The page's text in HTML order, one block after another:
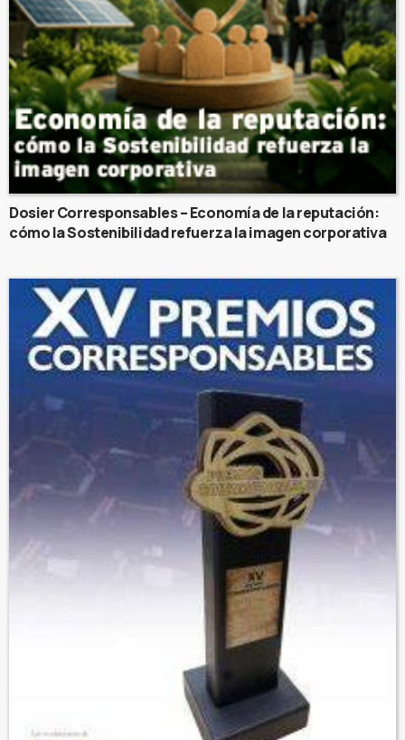
Dosier Corresponsables – Economía de la reputación:
cómo la Sostenibilidad refuerza la imagen corporativa